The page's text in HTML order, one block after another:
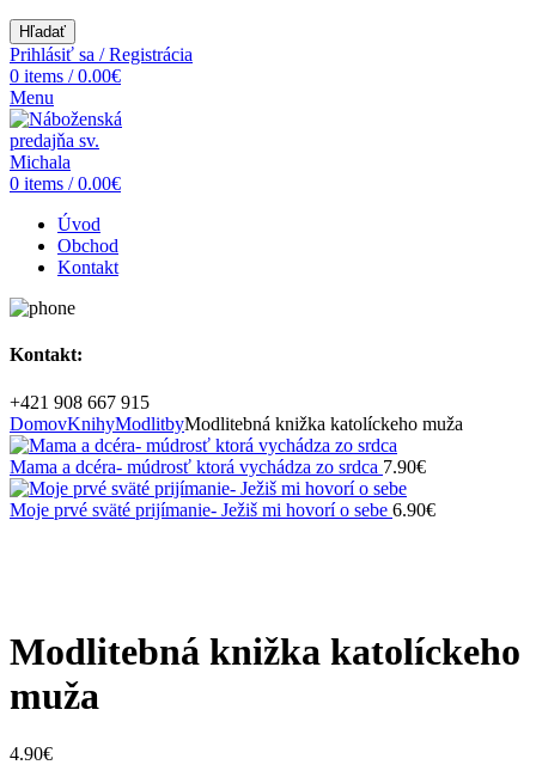
Hľadať
Prihlásiť sa / Registrácia
0 items / 0.00€
Menu
0 items / 0.00€
Úvod
Obchod
Kontakt
Kontakt:
+421 908 667 915
DomovKnihyModlitbyModlitebná knižka katolíckeho muža
Mama a dcéra- múdrosť ktorá vychádza zo srdca 7.90€
Moje prvé sväté prijímanie- Ježiš mi hovorí o sebe 6.90€
Modlitebná knižka katolíckeho
muža
4.90€